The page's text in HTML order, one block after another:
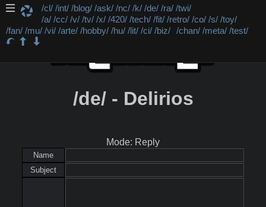
/cl/ /int/ /blog/ /ask/ /nc/ /k/ /de/ /ra/ /twi/
/a/ /cc/ /v/ /tv/ /x/ /420/ /tech/ /fit/ /retro/ /co/ /s/ /toy/
/fan/ /mu/ /vi/ /arte/ /hobby/ /hu/ /lit/ /ci/ /biz/ /chan/ /meta/ /test/
/de/ - Delirios
Mode: Reply
Name
Subject